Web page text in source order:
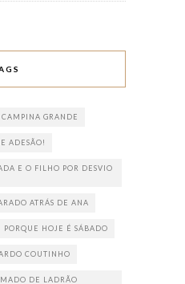
CAMPINA GRANDE
ADESÃO!
E O FILHO POR DESVIO
ATRÁS DE ANA
PORQUE HOJE É SÁBADO
COUTINHO
DE LADRÃO